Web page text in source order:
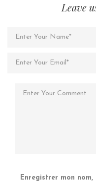
Leave
Enregistrer mon